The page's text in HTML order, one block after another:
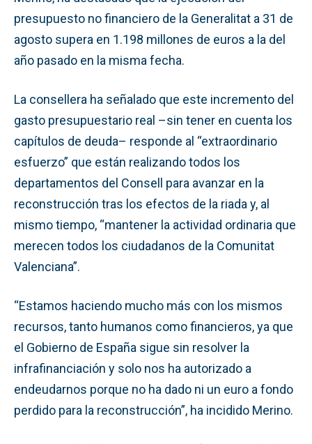
presupuesto no financiero de la Generalitat a 31 de
agosto supera en 1.198 millones de euros a la del
año pasado en la misma fecha.
La consellera ha señalado que este incremento del
gasto presupuestario real –sin tener en cuenta los
capítulos de deuda– responde al “extraordinario
esfuerzo” que están realizando todos los
departamentos del Consell para avanzar en la
reconstrucción tras los efectos de la riada y, al
mismo tiempo, “mantener la actividad ordinaria que
merecen todos los ciudadanos de la Comunitat
Valenciana”.
“Estamos haciendo mucho más con los mismos
recursos, tanto humanos como financieros, ya que
el Gobierno de España sigue sin resolver la
infrafinanciación y solo nos ha autorizado a
endeudarnos porque no ha dado ni un euro a fondo
perdido para la reconstrucción”, ha incidido Merino.